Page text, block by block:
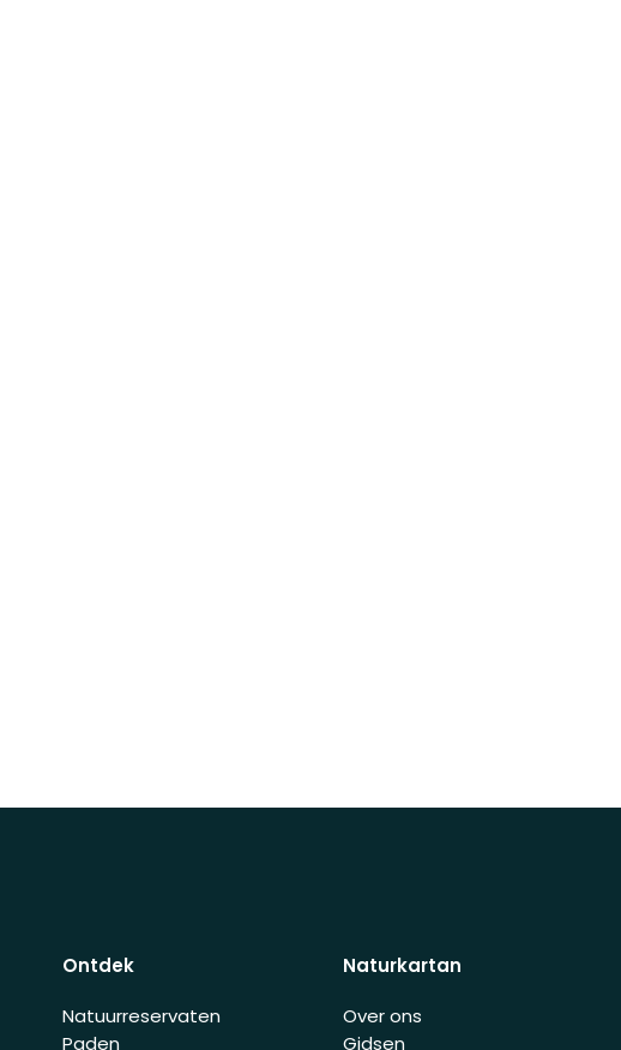
Ontdek
Natuurreservaten
Paden
Naturkartan
Over ons
Gidsen